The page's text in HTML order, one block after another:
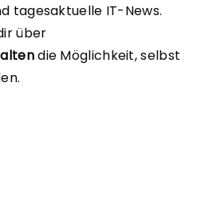
tagesaktuelle IT-News.
über
die Möglichkeit, selbst